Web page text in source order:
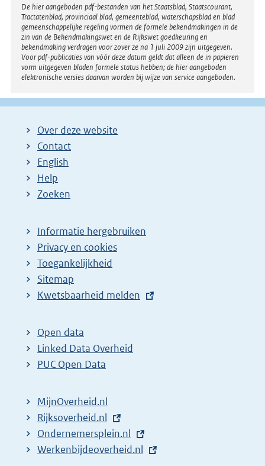
K
b
Disclaimer
De hier aangeboden pdf-bestanden van het Staatsblad, Staatscourant,
Tractatenblad, provinciaal blad, gemeenteblad, waterschapsblad en blad
gemeenschappelijke regeling vormen de formele bekendmakingen in de
zin van de Bekendmakingswet en de Rijkswet goedkeuring en
bekendmaking verdragen voor zover ze na 1 juli 2009 zijn uitgegeven.
Voor pdf-publicaties van vóór deze datum geldt dat alleen de in papieren
vorm uitgegeven bladen formele status hebben; de hier aangeboden
elektronische versies daarvan worden bij wijze van service aangeboden.
Over deze website
Contact
English
Help
Zoeken
Informatie hergebruiken
Privacy en cookies
Toegankelijkheid
Sitemap
E
t
e
r
l
i
n
k
Kwetsbaarheid melden
Open data
Linked Data Overheid
PUC Open Data
MijnOverheid.nl
E
x
t
Rijksoverheid.nl
E
x
Ondernemersplein.nl
E
Werkenbijdeoverheid.nl